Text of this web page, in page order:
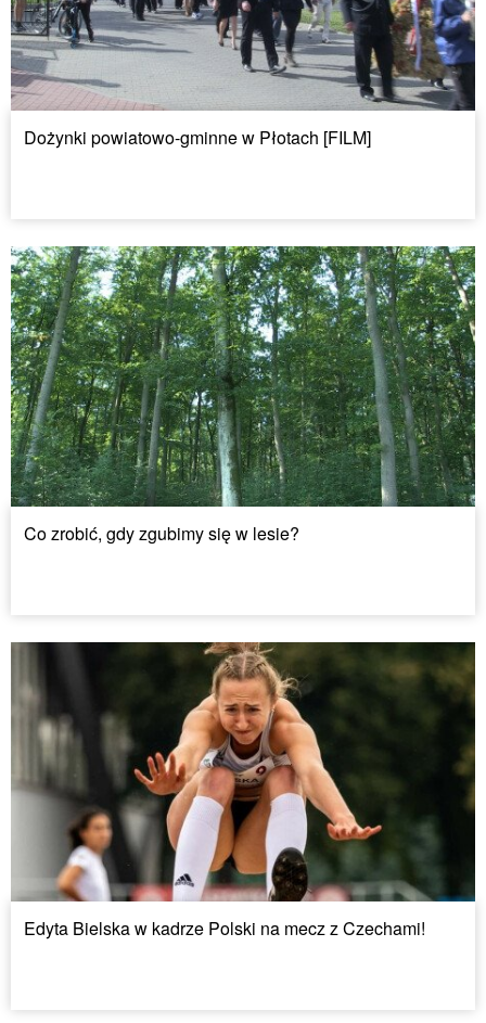
Dożynki powiatowo-gminne w Płotach [FILM]
Co zrobić, gdy zgubimy się w lesie?
Edyta Bielska w kadrze Polski na mecz z Czechami!